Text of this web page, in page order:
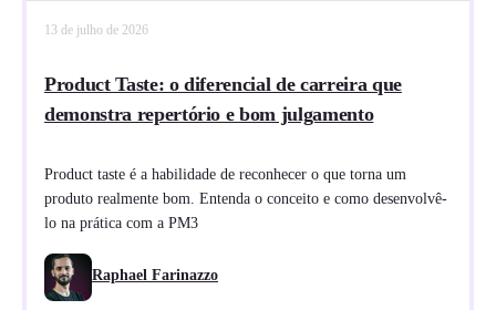
13 de julho de 2026
Product Taste: o diferencial de carreira que
demonstra repertório e bom julgamento
Product taste é a habilidade de reconhecer o que torna um
produto realmente bom. Entenda o conceito e como desenvolvê-
lo na prática com a PM3
Raphael Farinazzo